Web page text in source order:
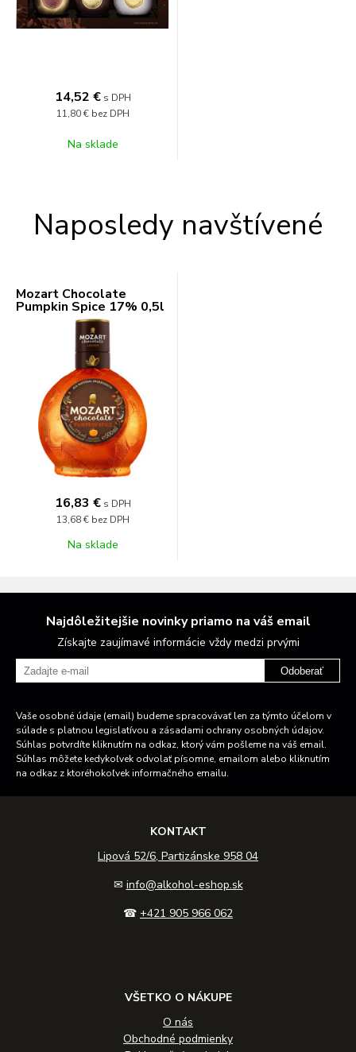
14,52 € s DPH
11,80 € bez DPH
Na sklade
Naposledy navštívené
Mozart Chocolate
Pumpkin Spice 17% 0,5l
16,83 € s DPH
13,68 € bez DPH
Na sklade
Najdôležitejšie novinky priamo na váš email
Získajte zaujímavé informácie vždy medzi prvými
Odoberať
Vaše osobné údaje (email) budeme spracovávať len za týmto účelom v
súlade s platnou legislatívou a zásadami ochrany osobných údajov.
Súhlas potvrdíte kliknutím na odkaz, ktorý vám pošleme na váš email.
Súhlas môžete kedykoľvek odvolať písomne, emailom alebo kliknutím
na odkaz z ktoréhokoľvek informačného emailu.
KONTAKT
Lipová 52/6, Partizánske 958 04
✉ info@alkohol-eshop.sk
☎ +421 905 966 062
VŠETKO O NÁKUPE
O nás
Obchodné podmienky